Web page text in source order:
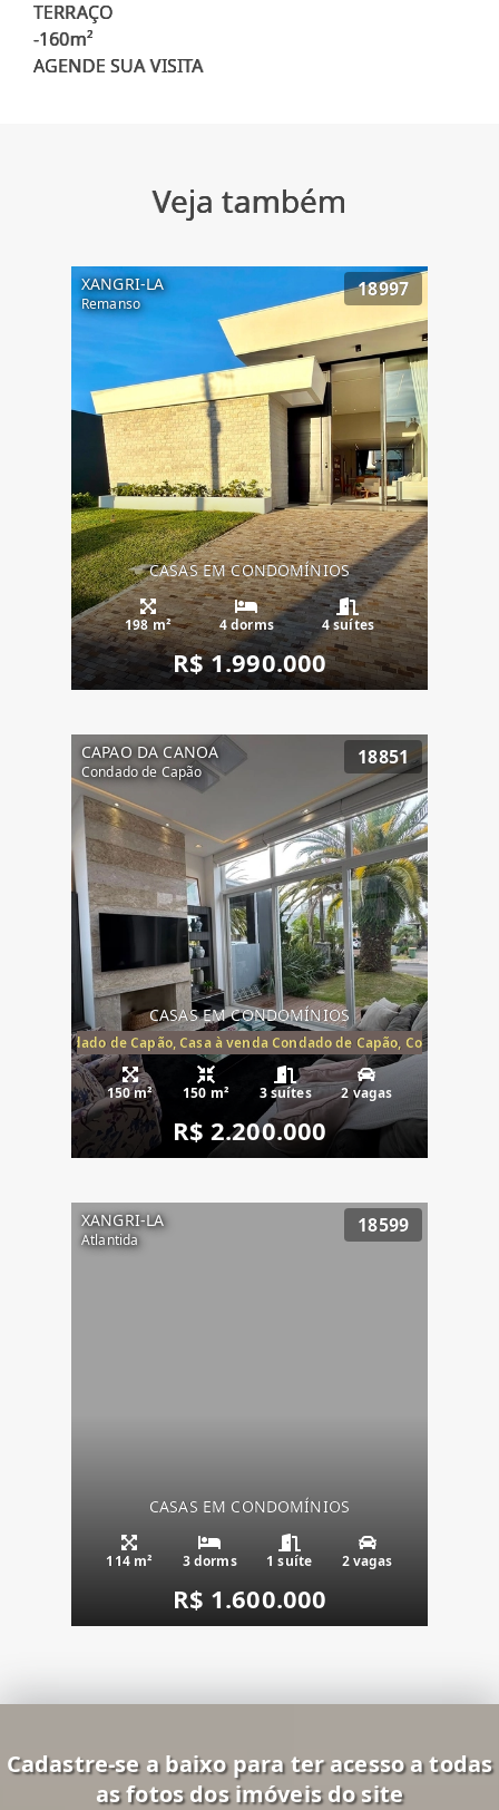
TERRAÇO
-160m²
AGENDE SUA VISITA
Veja também
XANGRI-LA
Remanso
18997
CASAS EM CONDOMÍNIOS
198 m² 4 dorms 4 suítes
R$ 1.990.000
CAPAO DA CANOA
Condado de Capão
18851
CASAS EM CONDOMÍNIOS
Condado de Capão, Casa à venda Condado de Capão, Condomínio
150 m² 150 m² 3 suítes 2 vagas
R$ 2.200.000
XANGRI-LA
Atlantida
18599
CASAS EM CONDOMÍNIOS
114 m² 3 dorms 1 suíte 2 vagas
R$ 1.600.000
Cadastre-se a baixo para ter acesso a todas
as fotos dos imóveis do site